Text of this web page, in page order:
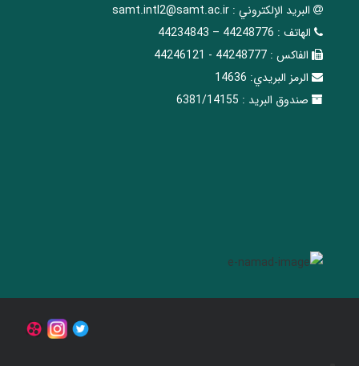
البريد الإلکتروني : samt.intl2@samt.ac.ir
الهاتف : 44248776 – 44234843
الفاکس : 44248777 - 44246121
الرمز البريدي: 14636
صندوق البريد : 6381/14155